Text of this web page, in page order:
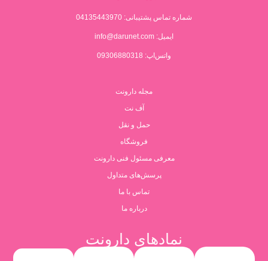
شماره تماس پشتیبانی: 04135443970
ایمیل: info@darunet.com
واتس‌اپ: 09306880318
مجله دارونت
آف نت
حمل و نقل
فروشگاه
معرفی مسئول فنی دارونت
پرسش‌های متداول
تماس با ما
درباره ما
نمادهای دارونت